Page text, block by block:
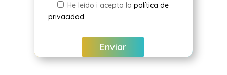
He leído i acepto la política de
privacidad.